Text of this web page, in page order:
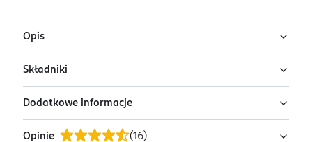
Opis
Woda toaletowa dla mężczyzn Guess
Seductive Homme Blue
to świeża, zmysłowa kompozycja inspirowana morską
Składniki
Ingredients: Alcohol Denat., Aqua/Water/Eau,
Parfum/Fragrance, Ethylhexyl Methoxycinnamate,
Benzophenone-3, Ethylhexyl Salicylate, Butyl
Dodatkowe informacje
OSTRZEŻENIA DOTYCZĄCE BEZPIECZEŃSTWA
Opinie (16)